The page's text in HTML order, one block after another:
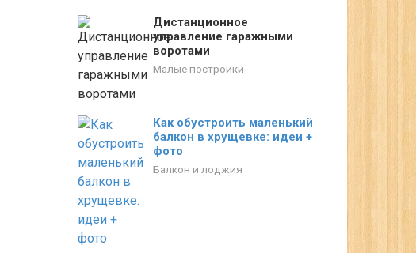
Дистанционное
управление гаражными
воротами
Малые постройки
Как обустроить маленький
балкон в хрущевке: идеи +
фото
Балкон и лоджия